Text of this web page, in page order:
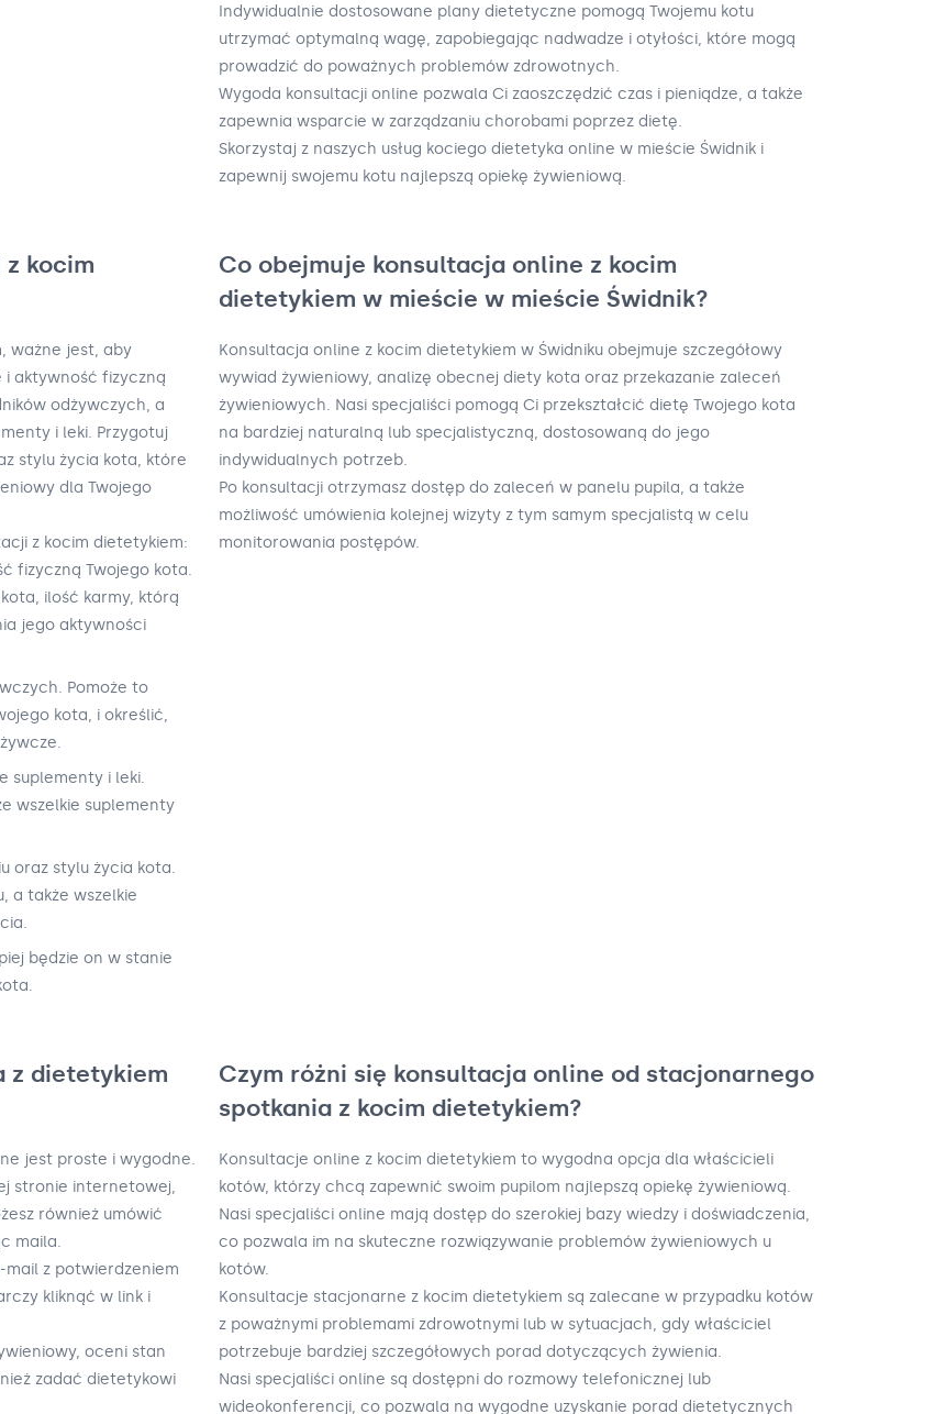
Indywidualnie dostosowane plany dietetyczne pomogą Twojemu kotu
utrzymać optymalną wagę, zapobiegając nadwadze i otyłości, które mogą
prowadzić do poważnych problemów zdrowotnych.
Wygoda konsultacji online pozwala Ci zaoszczędzić czas i pieniądze, a także
zapewnia wsparcie w zarządzaniu chorobami poprzez dietę.
Skorzystaj z naszych usług kociego dietetyka online w mieście Świdnik i
zapewnij swojemu kotu najlepszą opiekę żywieniową.
kocim
ważne jest, aby
i aktywność fizyczną
odżywczych, a
i leki. Przygotuj
stylu życia kota, które
dla Twojego
z kocim dietetykiem:
fizyczną Twojego kota.
ilość karmy, którą
jego aktywności
Pomoże to
kota, i określić,
suplementy i leki.
wszelkie suplementy
oraz stylu życia kota.
a także wszelkie
będzie on w stanie
Co obejmuje konsultacja online z kocim
dietetykiem w mieście w mieście Świdnik?
Konsultacja online z kocim dietetykiem w Świdniku obejmuje szczegółowy
wywiad żywieniowy, analizę obecnej diety kota oraz przekazanie zaleceń
żywieniowych. Nasi specjaliści pomogą Ci przekształcić dietę Twojego kota
na bardziej naturalną lub specjalistyczną, dostosowaną do jego
indywidualnych potrzeb.
Po konsultacji otrzymasz dostęp do zaleceń w panelu pupila, a także
możliwość umówienia kolejnej wizyty z tym samym specjalistą w celu
monitorowania postępów.
z dietetykiem
jest proste i wygodne.
stronie internetowej,
również umówić
maila.
mail z potwierdzeniem
kliknąć w link i
oceni stan
zadać dietetykowi
Czym różni się konsultacja online od stacjonarnego
spotkania z kocim dietetykiem?
Konsultacje online z kocim dietetykiem to wygodna opcja dla właścicieli
kotów, którzy chcą zapewnić swoim pupilom najlepszą opiekę żywieniową.
Nasi specjaliści online mają dostęp do szerokiej bazy wiedzy i doświadczenia,
co pozwala im na skuteczne rozwiązywanie problemów żywieniowych u
kotów.
Konsultacje stacjonarne z kocim dietetykiem są zalecane w przypadku kotów
z poważnymi problemami zdrowotnymi lub w sytuacjach, gdy właściciel
potrzebuje bardziej szczegółowych porad dotyczących żywienia.
Nasi specjaliści online są dostępni do rozmowy telefonicznej lub
wideokonferencji, co pozwala na wygodne uzyskanie porad dietetycznych